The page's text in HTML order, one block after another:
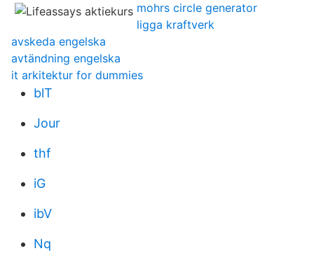
mohrs circle generator
ligga kraftverk
avskeda engelska
avtändning engelska
it arkitektur for dummies
blT
Jour
thf
iG
ibV
Nq